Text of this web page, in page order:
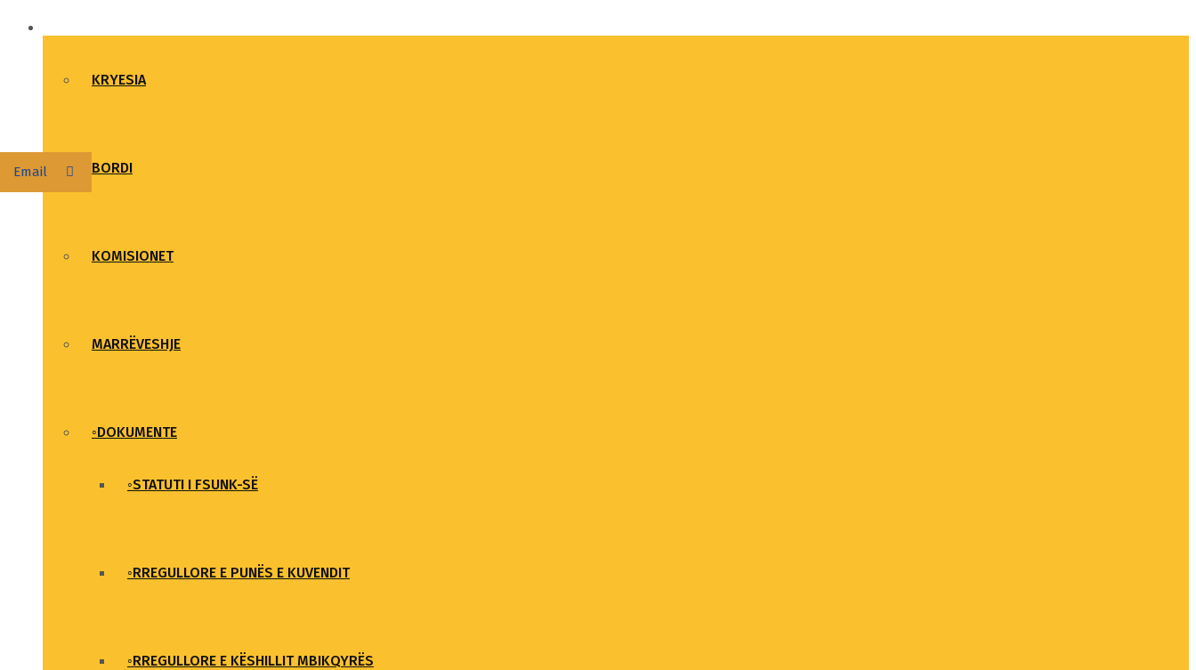
KRYESIA
BORDI
KOMISIONET
MARRËVESHJE
◦DOKUMENTE
◦STATUTI I FSUNK-SË
◦RREGULLORE E PUNËS E KUVENDIT
◦RREGULLORE E KËSHILLIT MBIKQYRËS
Email